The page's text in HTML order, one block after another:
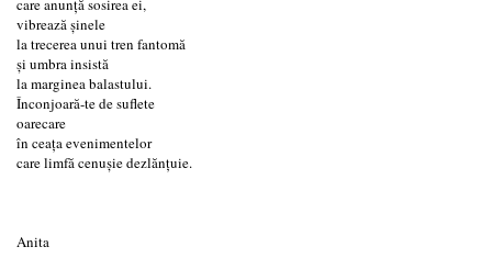
care anunță sosirea ei,
vibrează șinele
la trecerea unui tren fantomă
și umbra insistă
la marginea balastului.
Înconjoară-te de suflete
oarecare
în ceața evenimentelor
care limfă cenușie dezlănțuie.
Anita